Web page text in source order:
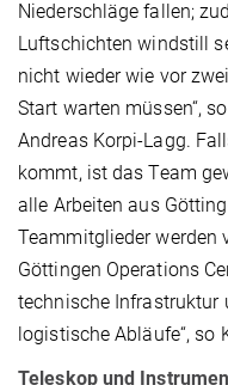
Niederschläge fallen;
Luftschichten windstill
nicht wieder wie vor
Start warten müssen“,
Andreas Korpi-Lagg.
kommt, ist das Team
alle Arbeiten aus
Teammitglieder werden
Göttingen Operations
technische Infrastruktur
logistische Abläufe“, so
Teleskop und